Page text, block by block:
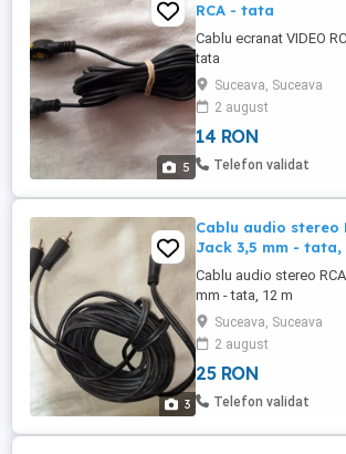
5
RCA - tata
Cablu ecranat VIDEO
tata
Suceava, Suceava
2 august
14 RON
Telefon validat
3
Cablu audio stereo
Jack 3,5 mm - tata,
Cablu audio stereo
mm - tata, 12 m
Suceava, Suceava
2 august
25 RON
Telefon validat